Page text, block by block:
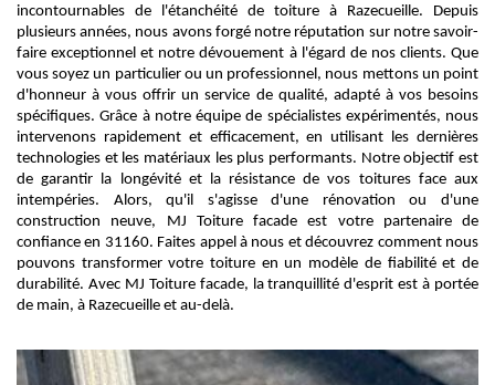
incontournables de l'étanchéité de toiture à Razecueille. Depuis
plusieurs années, nous avons forgé notre réputation sur notre savoir-
faire exceptionnel et notre dévouement à l'égard de nos clients. Que
vous soyez un particulier ou un professionnel, nous mettons un point
d'honneur à vous offrir un service de qualité, adapté à vos besoins
spécifiques. Grâce à notre équipe de spécialistes expérimentés, nous
intervenons rapidement et efficacement, en utilisant les dernières
technologies et les matériaux les plus performants. Notre objectif est
de garantir la longévité et la résistance de vos toitures face aux
intempéries. Alors, qu'il s'agisse d'une rénovation ou d'une
construction neuve, MJ Toiture facade est votre partenaire de
confiance en 31160. Faites appel à nous et découvrez comment nous
pouvons transformer votre toiture en un modèle de fiabilité et de
durabilité. Avec MJ Toiture facade, la tranquillité d'esprit est à portée
de main, à Razecueille et au-delà.